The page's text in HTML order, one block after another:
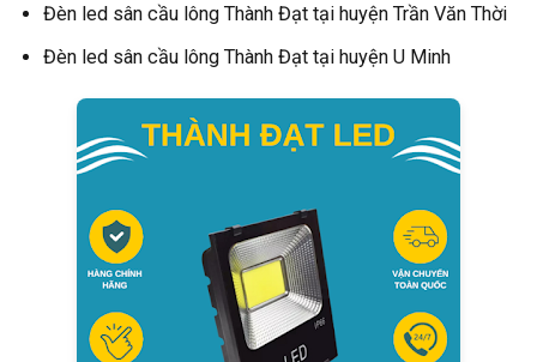
Đèn led sân cầu lông Thành Đạt tại huyện Trần Văn Thời
Đèn led sân cầu lông Thành Đạt tại huyện U Minh